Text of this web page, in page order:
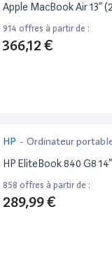
Apple MacBook Air 13”
914 offres à partir de :
366,12 €
HP - Ordinateur
HP EliteBook 840 G8 14”
858 offres à partir de :
289,99 €